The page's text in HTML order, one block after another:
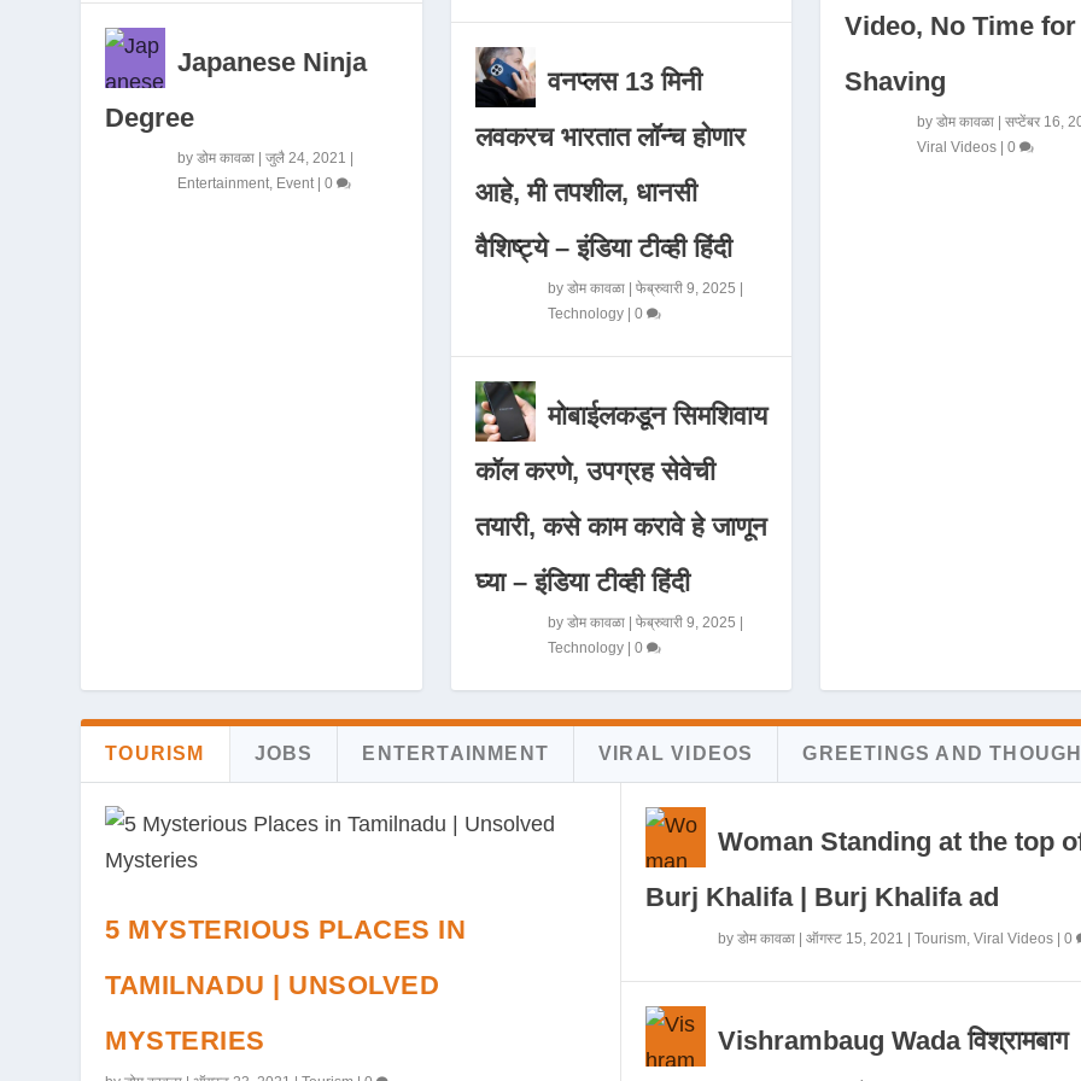
Japanese Ninja
Degree
byडोम कावळा |जुलै 24, 2021 |
Entertainment Event |0
वनप्लस 13 मिनी
लवकरच भारतात लॉन्च होणार
आहे, मी तपशील, धानसी
वैशिष्ट्ये – इंडिया टीव्ही हिंदी
by डोम कावळा| फेब्रुवारी 9, 2025
Technology| 0
मोबाईलकडून सिमशिवाय
कॉल करणे, उपग्रह सेवेची
तयारी, कसे काम करावे हे जाणून
घ्या – इंडिया टीव्ही हिंदी
by डोम कावळा| फेब्रुवारी 9, 2025
Technology| 0
Video, No Time for
Shaving
by डोम कावळा| सप्टेंबर 16,
Viral Videos| 0
TOURISM JOBS ENTERTAINMENT VIRAL VIDEOS GREETINGS AND
5 MYSTERIOUS PLACES IN
TAMILNADU | UNSOLVED
MYSTERIES
Woman Standing at the top
Burj Khalifa | Burj Khalifa ad
by डोम कावळा| ऑगस्ट 15, 2021 Tourism, Viral Videos| 0
Vishrambaug Wada विश्रामबाग